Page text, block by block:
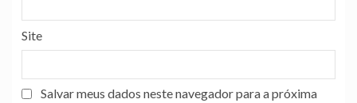
Site
Salvar meus dados neste navegador para a próxima